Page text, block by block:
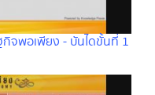
จพอเพียง - บันไดขั้นที่ 1